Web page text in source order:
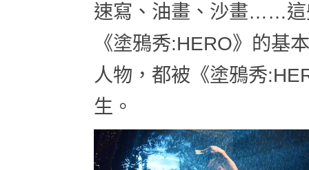
速寫、油畫、沙畫……這
《塗鴉秀:HERO》的基
人物，都被《塗鴉秀
生。